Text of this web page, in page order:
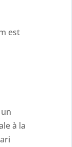
est
à la